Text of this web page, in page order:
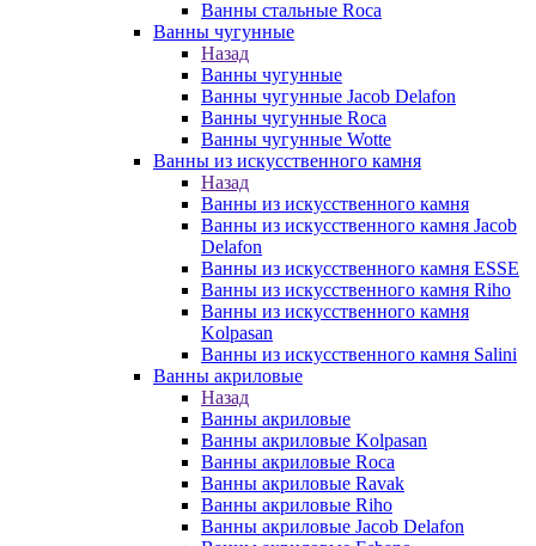
Ванны стальные Roca
Ванны чугунные
Назад
Ванны чугунные
Ванны чугунные Jacob Delafon
Ванны чугунные Roca
Ванны чугунные Wotte
Ванны из искусственного камня
Назад
Ванны из искусственного камня
Ванны из искусственного камня Jacob
Delafon
Ванны из искусственного камня ESSE
Ванны из искусственного камня Riho
Ванны из искусственного камня
Kolpasan
Ванны из искусственного камня Salini
Ванны акриловые
Назад
Ванны акриловые
Ванны акриловые Kolpasan
Ванны акриловые Roca
Ванны акриловые Ravak
Ванны акриловые Riho
Ванны акриловые Jacob Delafon